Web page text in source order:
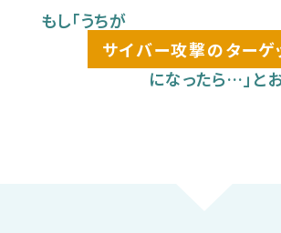
もし「うちが
サイバー攻撃のターゲ
になったら…」と